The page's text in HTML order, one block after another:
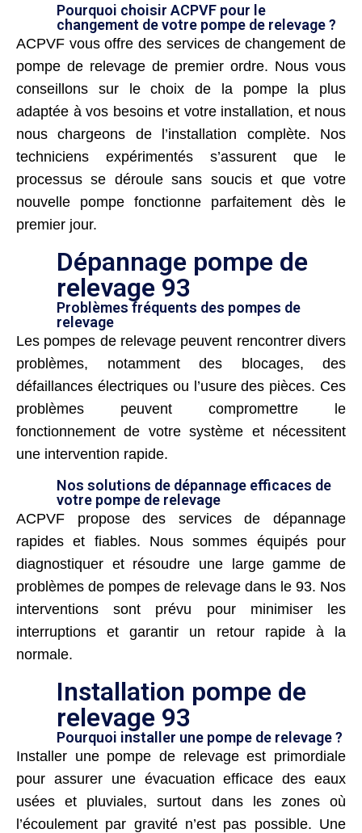
Pourquoi choisir ACPVF pour le
changement de votre pompe de relevage ?
ACPVF vous offre des services de changement de
pompe de relevage de premier ordre. Nous vous
conseillons sur le choix de la pompe la plus
adaptée à vos besoins et votre installation, et nous
nous chargeons de l’installation complète. Nos
techniciens expérimentés s’assurent que le
processus se déroule sans soucis et que votre
nouvelle pompe fonctionne parfaitement dès le
premier jour.
Dépannage pompe de
relevage 93
Problèmes fréquents des pompes de
relevage
Les pompes de relevage peuvent rencontrer divers
problèmes, notamment des blocages, des
défaillances électriques ou l’usure des pièces. Ces
problèmes peuvent compromettre le
fonctionnement de votre système et nécessitent
une intervention rapide.
Nos solutions de dépannage efficaces de
votre pompe de relevage
ACPVF propose des services de dépannage
rapides et fiables. Nous sommes équipés pour
diagnostiquer et résoudre une large gamme de
problèmes de pompes de relevage dans le 93. Nos
interventions sont prévu pour minimiser les
interruptions et garantir un retour rapide à la
normale.
Installation pompe de
relevage 93
Pourquoi installer une pompe de relevage ?
Installer une pompe de relevage est primordiale
pour assurer une évacuation efficace des eaux
usées et pluviales, surtout dans les zones où
l’écoulement par gravité n’est pas possible. Une